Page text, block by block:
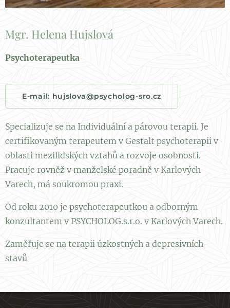
Mgr. Helena Hujslová
Psychoterapeutka
E-mail: hujslova@psycholog-sro.cz
Specializuje se na Individuální a párovou terapii. Je
certifikovaným terapeutem v Gestalt psychoterapii v
oblasti mezilidských vztahů a rozvoje osobnosti.
Pracuje rovněž v manželské poradně v Karlových
Varech, má soukromou praxi.
Od roku 2010 je psychoterapeutkou a odborným
konzultantem v PSYCHOLOG.s.r.o. v Karlových Varech.
Zaměřuje se na terapii úzkostných a depresivních
stavů